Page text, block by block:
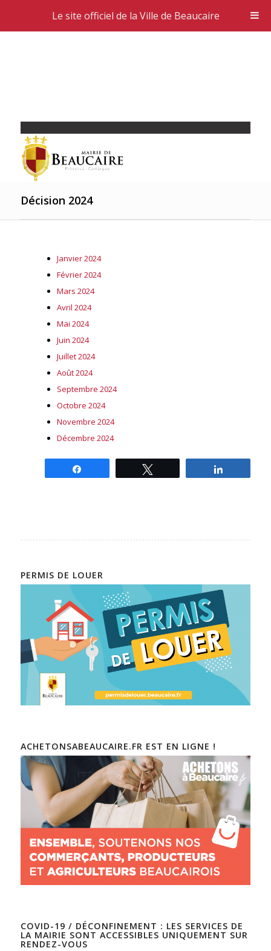
Décision 2024
Janvier 2024
Février 2024
Mars 2024
Avril 2024
Mai 2024
Juin 2024
Juillet 2024
Août 2024
Septembre 2024
Octobre 2024
Novembre 2024
Décembre 2024
PERMIS DE LOUER
ACHETONSABEAUCAIRE.FR EST EN LIGNE !
COVID-19 / DÉCONFINEMENT : LES SERVICES DE
LA MAIRIE SONT ACCESSIBLES UNIQUEMENT SUR
RENDEZ-VOUS
Le site officiel de la Ville de Beaucaire